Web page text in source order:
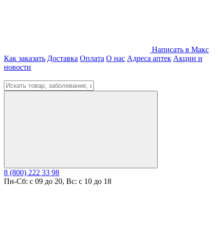
Написать в Макс
Как заказать Доставка Оплата О нас Адреса аптек Акции и
новости
8 (800) 222 33 98
Пн-Сб: с 09 до 20, Вс: с 10 до 18